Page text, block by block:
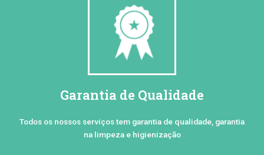
Garantia de Qualidade
Todos os nossos serviços tem garantia de qualidade, garantia
na limpeza e higienização